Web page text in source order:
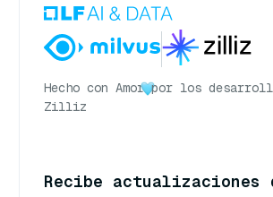
Hecho con Amor por los
Zilliz
Recibe actualizaciones